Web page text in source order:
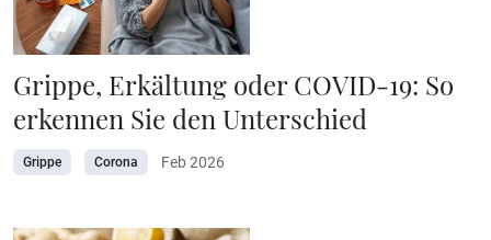
Grippe, Erkältung oder COVID-19: So
erkennen Sie den Unterschied
Grippe Corona Feb 2026